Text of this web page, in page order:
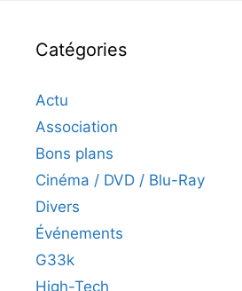
Catégories
Actu
Association
Bons plans
Cinéma / DVD / Blu-Ray
Divers
Événements
G33k
High-Tech